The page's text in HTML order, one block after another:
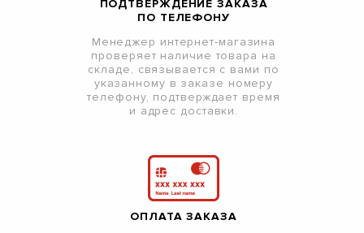
ПОДТВЕРЖДЕНИЕ ЗАКАЗА
ПО ТЕЛЕФОНУ
Менеджер интернет-магазина
проверяет наличие товара на
складе, связывается с вами по
указанному в заказе номеру
телефону, подтверждает время
и адрес доставки.
ОПЛАТА ЗАКАЗА